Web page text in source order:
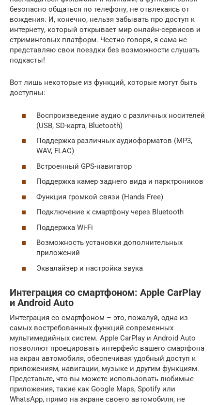
безопасно общаться по телефону, не отвлекаясь от
вождения. И, конечно, нельзя забывать про доступ к
интернету, который открывает мир онлайн-сервисов и
стриминговых платформ. Честно говоря, я сама не
представляю свои поездки без возможности слушать
подкасты!
Вот лишь некоторые из функций, которые могут быть
доступны:
Воспроизведение аудио с различных носителей
(USB, SD-карта, Bluetooth)
Поддержка различных аудиоформатов (MP3,
WAV, FLAC)
Встроенный GPS-навигатор
Поддержка камер заднего вида и парктроников
Функция громкой связи (Hands Free)
Подключение к смартфону через Bluetooth
Поддержка Wi-Fi
Возможность установки дополнительных
приложений
Эквалайзер и настройка звука
Интеграция со смартфоном: Apple CarPlay
и Android Auto
Интеграция со смартфоном – это, пожалуй, одна из
самых востребованных функций современных
мультимедийных систем. Apple CarPlay и Android Auto
позволяют проецировать интерфейс вашего смартфона
на экран автомобиля, обеспечивая удобный доступ к
приложениям, навигации, музыке и другим функциям.
Представьте, что вы можете использовать любимые
приложения, такие как Google Maps, Spotify или
WhatsApp, прямо на экране своего автомобиля, не